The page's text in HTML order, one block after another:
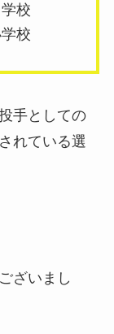
校
校
手としての
れている選
ざいまし